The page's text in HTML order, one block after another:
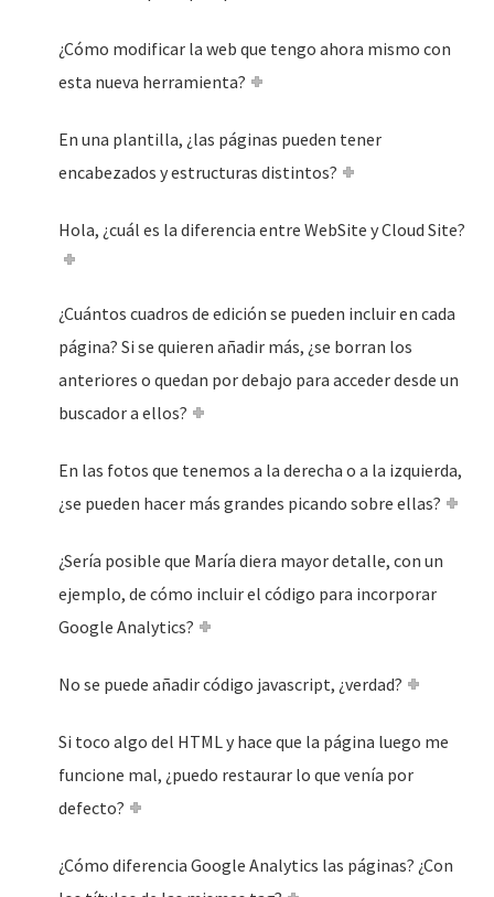
¿Cómo modificar la web que tengo ahora mismo con
esta nueva herramienta?
En una plantilla, ¿las páginas pueden tener
encabezados y estructuras distintos?
Hola, ¿cuál es la diferencia entre WebSite y Cloud Site?
¿Cuántos cuadros de edición se pueden incluir en cada
página? Si se quieren añadir más, ¿se borran los
anteriores o quedan por debajo para acceder desde un
buscador a ellos?
En las fotos que tenemos a la derecha o a la izquierda,
¿se pueden hacer más grandes picando sobre ellas?
¿Sería posible que María diera mayor detalle, con un
ejemplo, de cómo incluir el código para incorporar
Google Analytics?
No se puede añadir código javascript, ¿verdad?
Si toco algo del HTML y hace que la página luego me
funcione mal, ¿puedo restaurar lo que venía por
defecto?
¿Cómo diferencia Google Analytics las páginas? ¿Con